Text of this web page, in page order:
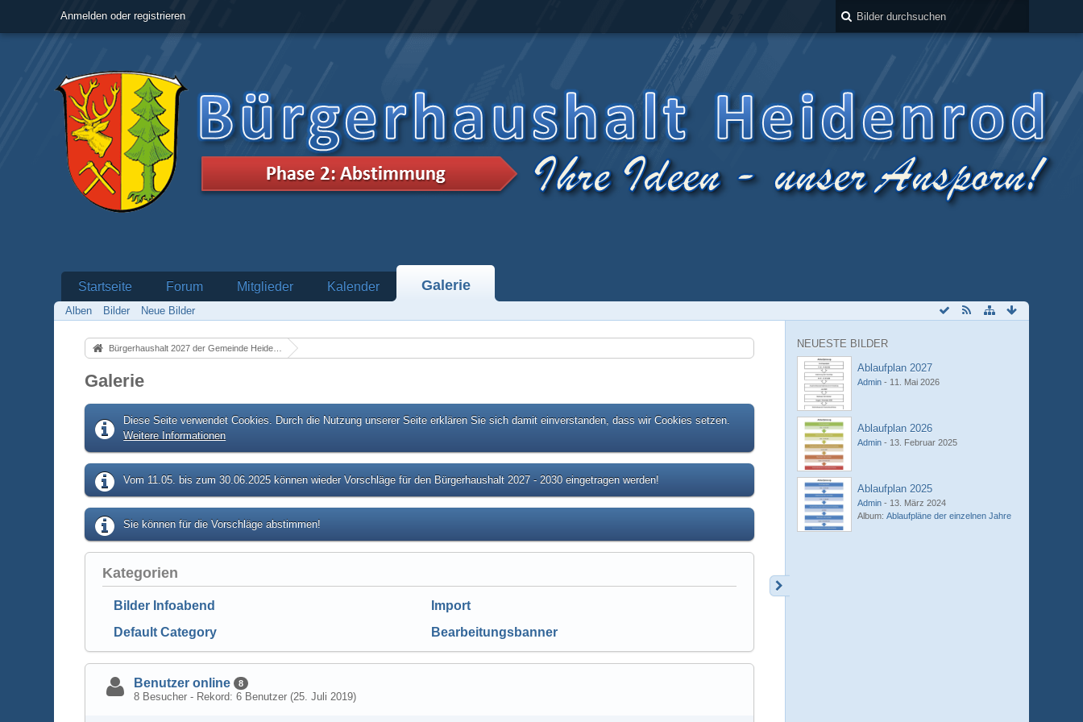
Anmelden oder registrieren
Startseite Forum Mitglieder Kalender Galerie
Alben Bilder Neue Bilder
Bürgerhaushalt 2027 der Gemeinde Heidenrod
Galerie
Diese Seite verwendet Cookies. Durch die Nutzung unserer Seite erklären Sie sich damit einverstanden, dass wir Cookies setzen.
Weitere Informationen
Vom 11.05. bis zum 30.06.2025 können wieder Vorschläge für den Bürgerhaushalt 2027 - 2030 eingetragen werden!
Sie können für die Vorschläge abstimmen!
Kategorien
Bilder Infoabend
Import
Default Category
Bearbeitungsbanner
Benutzer online 8
8 Besucher - Rekord: 6 Benutzer (25. Juli 2019)
NEUESTE BILDER
Ablaufplan 2027
Admin - 11. Mai 2026
Ablaufplan 2026
Admin - 13. Februar 2025
Ablaufplan 2025
Admin - 13. März 2024
Album:Ablaufpläne der einzelnen Jahre